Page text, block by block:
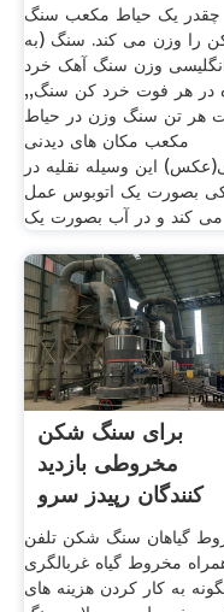
چقدر یک حیاط مکعب سنگ
را وزن می کند. سنگ (به
وزن سنگ آهک خرد
در هر فوت خرد کن سنگ,,
هر تن سنگ وزن در حیاط
مکعب مکان های دیدنی
این وسیله نقلیه در
بصورت یک اتوبوس عمل
می کند و در آب بصورت یک
برای سنگ شکن
مخروطی بازدید
کنندگان رپیدز سرو
گیاهان سنگ شکن تلفن
مخروط گیاه غربالگری
به کار کردن هزینه های